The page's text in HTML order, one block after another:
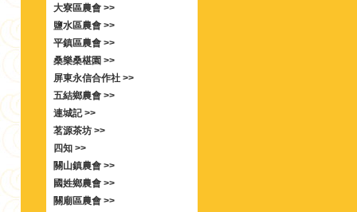
大寮區農會 >>
鹽水區農會 >>
平鎮區農會 >>
桑樂桑椹園 >>
屏東永信合作社 >>
五結鄉農會 >>
連城記 >>
茗源茶坊 >>
四知 >>
關山鎮農會 >>
國姓鄉農會 >>
關廟區農會 >>